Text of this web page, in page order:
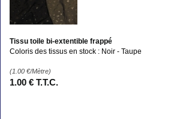
Tissu toile bi-extentible frappé
Coloris des tissus en stock : Noir - Taupe
(1.00 €/Mètre)
1.00 € T.T.C.